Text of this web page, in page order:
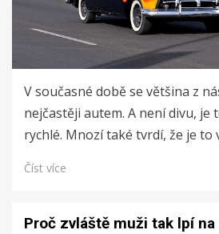
V současné době se většina z
nejčastěji autem. A není divu, je
rychlé. Mnozí také tvrdí, že je to
Číst více
Proč zvláště muži tak lpí